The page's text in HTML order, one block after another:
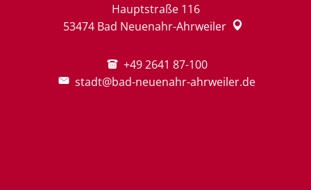
Hauptstraße 116
53474 Bad Neuenahr-Ahrweiler
+49 2641 87-100
stadt@bad-neuenahr-ahrweiler.de